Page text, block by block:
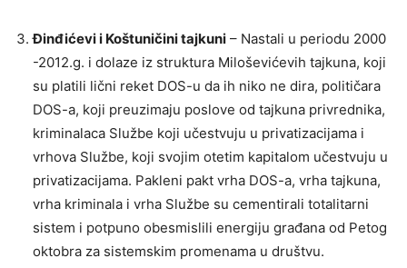
Đinđićevi i Koštuničini tajkuni – Nastali u periodu 2000
-2012.g. i dolaze iz struktura Miloševićevih tajkuna, koji
su platili lični reket DOS-u da ih niko ne dira, političara
DOS-a, koji preuzimaju poslove od tajkuna privrednika,
kriminalaca Službe koji učestvuju u privatizacijama i
vrhova Službe, koji svojim otetim kapitalom učestvuju u
privatizacijama. Pakleni pakt vrha DOS-a, vrha tajkuna,
vrha kriminala i vrha Službe su cementirali totalitarni
sistem i potpuno obesmislili energiju građana od Petog
oktobra za sistemskim promenama u društvu.